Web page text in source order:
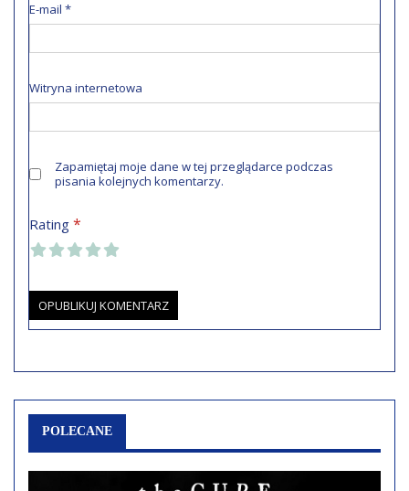
E-mail *
Witryna internetowa
Zapamiętaj moje dane w tej przeglądarce podczas
pisania kolejnych komentarzy.
Rating *
POLECANE